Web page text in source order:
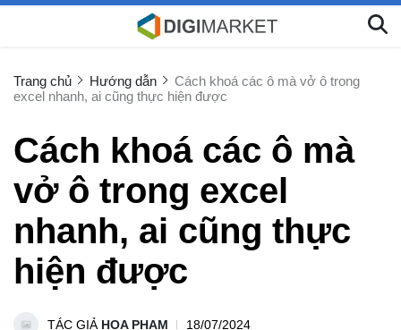
Trang chủ Hướng dẫn
Cách khoá các ô mà vở ô trong
excel nhanh, ai cũng thực hiện được
Cách khoá các ô mà
vở ô trong excel
nhanh, ai cũng thực
hiện được
TÁC GIẢ HOA PHAM 18/07/2024